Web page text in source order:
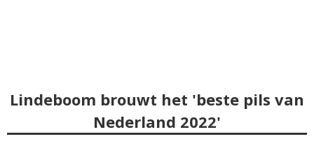
Lindeboom brouwt het 'beste pils van
Nederland 2022'